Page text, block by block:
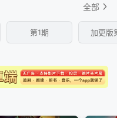
全部
第1期 加更版